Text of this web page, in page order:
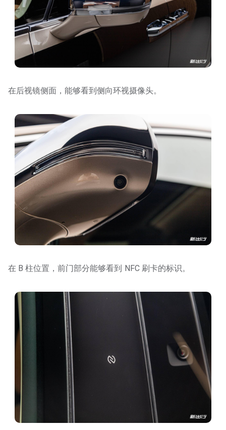
在后视镜侧面，能够看到侧向环视摄像头。
在 B 柱位置，前门部分能够看到 NFC 刷卡的标识。